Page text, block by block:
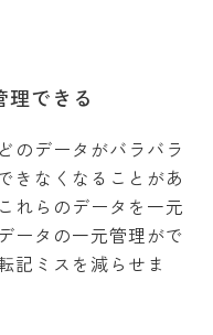
できる
のデータがバラバラ
きなくなることがあ
れらのデータを一元
ータの一元管理がで
記ミスを減らせま